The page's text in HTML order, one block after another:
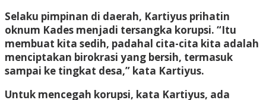
Selaku pimpinan di daerah, Kartiyus prihatin
oknum Kades menjadi tersangka korupsi. “Itu
membuat kita sedih, padahal cita-cita kita adalah
menciptakan birokrasi yang bersih, termasuk
sampai ke tingkat desa,” kata Kartiyus.
Untuk mencegah korupsi, kata Kartiyus, ada